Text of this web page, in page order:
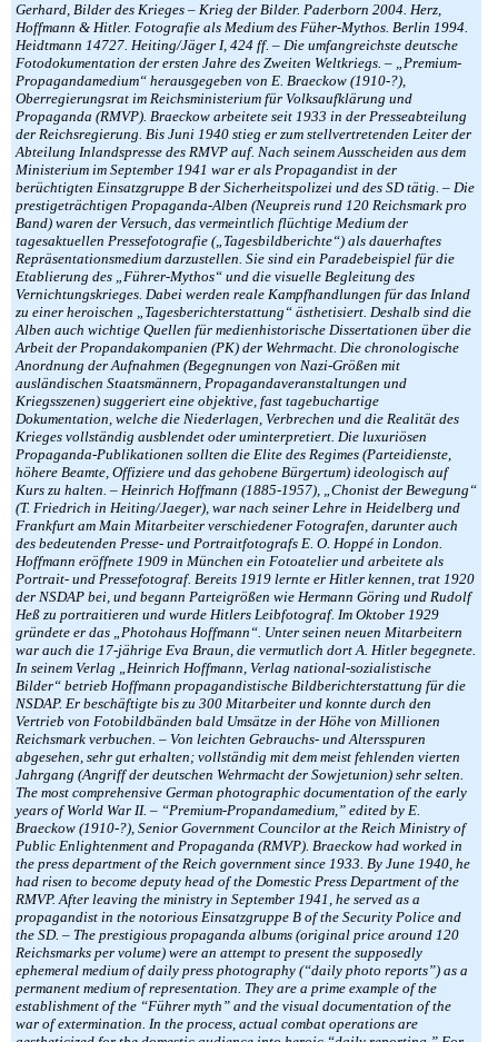
Gerhard, Bilder des Krieges – Krieg der Bilder. Paderborn 2004. Herz,
Hoffmann & Hitler. Fotografie als Medium des Füher-Mythos. Berlin 1994.
Heidtmann 14727. Heiting/Jäger I, 424 ff. – Die umfangreichste deutsche
Fotodokumentation der ersten Jahre des Zweiten Weltkriegs. – „Premium-
Propagandamedium“ herausgegeben von E. Braeckow (1910-?),
Oberregierungsrat im Reichsministerium für Volksaufklärung und
Propaganda (RMVP). Braeckow arbeitete seit 1933 in der Presseabteilung
der Reichsregierung. Bis Juni 1940 stieg er zum stellvertretenden Leiter der
Abteilung Inlandspresse des RMVP auf. Nach seinem Ausscheiden aus dem
Ministerium im September 1941 war er als Propagandist in der
berüchtigten Einsatzgruppe B der Sicherheitspolizei und des SD tätig. – Die
prestigeträchtigen Propaganda-Alben (Neupreis rund 120 Reichsmark pro
Band) waren der Versuch, das vermeintlich flüchtige Medium der
tagesaktuellen Pressefotografie („Tagesbildberichte“) als dauerhaftes
Repräsentationsmedium darzustellen. Sie sind ein Paradebeispiel für die
Etablierung des „Führer-Mythos“ und die visuelle Begleitung des
Vernichtungskrieges. Dabei werden reale Kampfhandlungen für das Inland
zu einer heroischen „Tagesberichterstattung“ ästhetisiert. Deshalb sind die
Alben auch wichtige Quellen für medienhistorische Dissertationen über die
Arbeit der Propandakompanien (PK) der Wehrmacht. Die chronologische
Anordnung der Aufnahmen (Begegnungen von Nazi-Größen mit
ausländischen Staatsmännern, Propagandaveranstaltungen und
Kriegsszenen) suggeriert eine objektive, fast tagebuchartige
Dokumentation, welche die Niederlagen, Verbrechen und die Realität des
Krieges vollständig ausblendet oder uminterpretiert. Die luxuriösen
Propaganda-Publikationen sollten die Elite des Regimes (Parteidienste,
höhere Beamte, Offiziere und das gehobene Bürgertum) ideologisch auf
Kurs zu halten. – Heinrich Hoffmann (1885-1957), „Chonist der Bewegung“
(T. Friedrich in Heiting/Jaeger), war nach seiner Lehre in Heidelberg und
Frankfurt am Main Mitarbeiter verschiedener Fotografen, darunter auch
des bedeutenden Presse- und Portraitfotografs E. O. Hoppé in London.
Hoffmann eröffnete 1909 in München ein Fotoatelier und arbeitete als
Portrait- und Pressefotograf. Bereits 1919 lernte er Hitler kennen, trat 1920
der NSDAP bei, und begann Parteigrößen wie Hermann Göring und Rudolf
Heß zu portraitieren und wurde Hitlers Leibfotograf. Im Oktober 1929
gründete er das „Photohaus Hoffmann“. Unter seinen neuen Mitarbeitern
war auch die 17-jährige Eva Braun, die vermutlich dort A. Hitler begegnete.
In seinem Verlag „Heinrich Hoffmann, Verlag national-sozialistische
Bilder“ betrieb Hoffmann propagandistische Bildberichterstattung für die
NSDAP. Er beschäftigte bis zu 300 Mitarbeiter und konnte durch den
Vertrieb von Fotobildbänden bald Umsätze in der Höhe von Millionen
Reichsmark verbuchen. – Von leichten Gebrauchs- und Altersspuren
abgesehen, sehr gut erhalten; vollständig mit dem meist fehlenden vierten
Jahrgang (Angriff der deutschen Wehrmacht der Sowjetunion) sehr selten.
The most comprehensive German photographic documentation of the early
years of World War II. – “Premium-Propandamedium,” edited by E.
Braeckow (1910-?), Senior Government Councilor at the Reich Ministry of
Public Enlightenment and Propaganda (RMVP). Braeckow had worked in
the press department of the Reich government since 1933. By June 1940, he
had risen to become deputy head of the Domestic Press Department of the
RMVP. After leaving the ministry in September 1941, he served as a
propagandist in the notorious Einsatzgruppe B of the Security Police and
the SD. – The prestigious propaganda albums (original price around 120
Reichsmarks per volume) were an attempt to present the supposedly
ephemeral medium of daily press photography (“daily photo reports”) as a
permanent medium of representation. They are a prime example of the
establishment of the “Führer myth” and the visual documentation of the
war of extermination. In the process, actual combat operations are